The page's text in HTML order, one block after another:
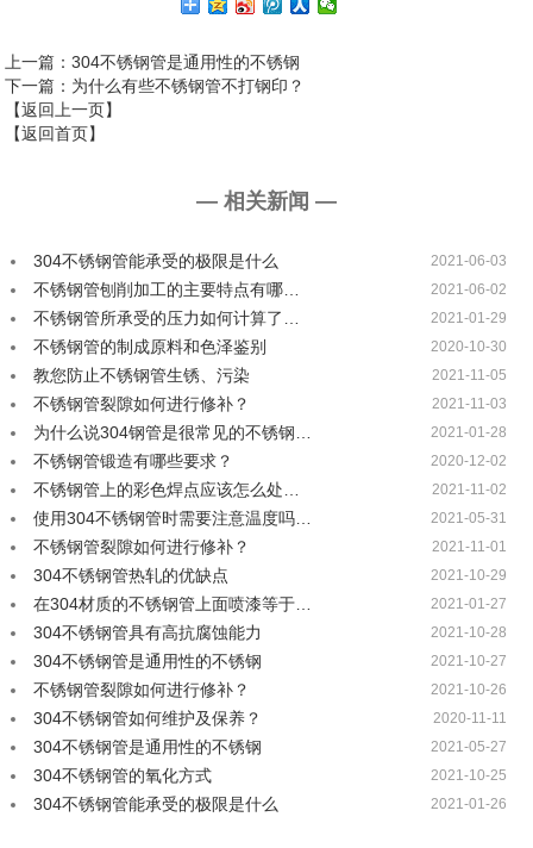
上一篇 ：304不锈钢管是通用性的不锈钢
下一篇 ：为什么有些不锈钢管不打钢印？
【返回上一页】
【返回首页】
— 相关新闻 —
304不锈钢管能承受的极限是什么 2021-06-03
不锈钢管刨削加工的主要特点有哪… 2021-06-02
不锈钢管所承受的压力如何计算了… 2021-01-29
不锈钢管的制成原料和色泽鉴别 2020-10-30
教您防止不锈钢管生锈、污染 2021-11-05
不锈钢管裂隙如何进行修补？ 2021-11-03
为什么说304钢管是很常见的不锈钢… 2021-01-28
不锈钢管锻造有哪些要求？ 2020-12-02
不锈钢管上的彩色焊点应该怎么处… 2021-11-02
使用304不锈钢管时需要注意温度吗… 2021-05-31
不锈钢管裂隙如何进行修补？ 2021-11-01
304不锈钢管热轧的优缺点 2021-10-29
在304材质的不锈钢管上面喷漆等于… 2021-01-27
304不锈钢管具有高抗腐蚀能力 2021-10-28
304不锈钢管是通用性的不锈钢 2021-10-27
不锈钢管裂隙如何进行修补？ 2021-10-26
304不锈钢管如何维护及保养？ 2020-11-11
304不锈钢管是通用性的不锈钢 2021-05-27
304不锈钢管的氧化方式 2021-10-25
304不锈钢管能承受的极限是什么 2021-01-26